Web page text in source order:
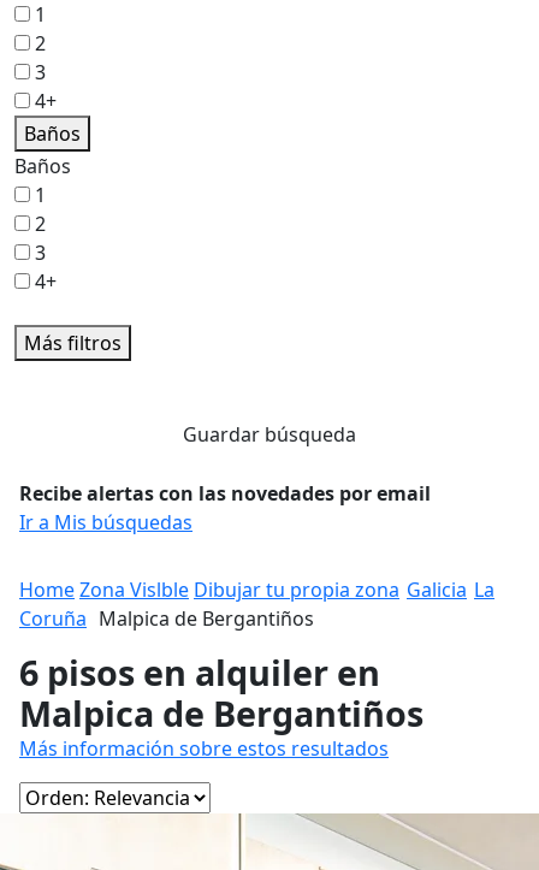
1
2
3
4+
Baños
Baños
1
2
3
4+
Más filtros
Guardar búsqueda
Recibe alertas con las novedades por email
Ir a Mis búsquedas
HomeZona Vislble Dibujar tu propia zona Galicia La
Coruña Malpica de Bergantiños
6 pisos en alquiler en
Malpica de Bergantiños
Más información sobre estos resultados